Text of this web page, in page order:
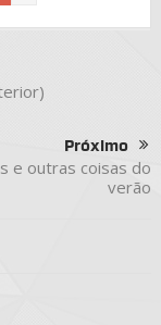
Próximo
e outras coisas do
verão